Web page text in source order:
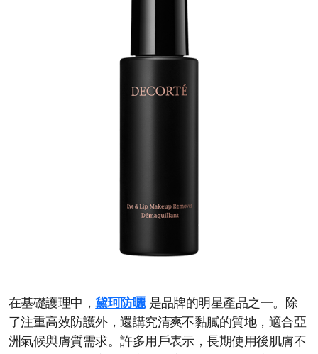
在基礎護理中，黛珂防曬是品牌的明星產品之一。除
了注重高效防護外，還講究清爽不黏膩的質地，適合亞
洲氣候與膚質需求。許多用戶表示，長期使用後肌膚不